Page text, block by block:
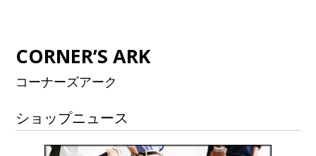
CORNER’S ARK
コーナーズアーク
ショップニュース